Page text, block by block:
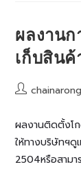
ผลงาน
เก็บสิน
Postchainarong
ผลงานติดตั้งโ
ให้ทางบริษัทฯ
2504หรือสาม